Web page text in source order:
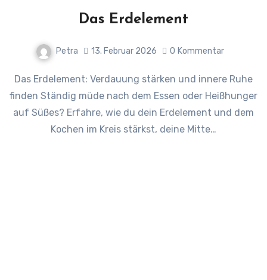
Das Erdelement
Petra 13. Februar 2026 0 Kommentar
Das Erdelement: Verdauung stärken und innere Ruhe
finden Ständig müde nach dem Essen oder Heißhunger
auf Süßes? Erfahre, wie du dein Erdelement und dem
Kochen im Kreis stärkst, deine Mitte…